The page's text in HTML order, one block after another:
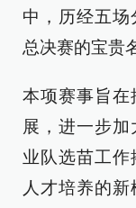
中，历经五场
总决赛的宝贵
本项赛事旨在
展，进一步
业队选苗工作
人才培养的